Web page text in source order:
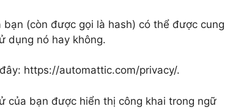
(còn được gọi là hash) có thể được cung
dụng nó hay không.
https://automattic.com/privacy/.
của bạn được hiển thị công khai trong ngữ